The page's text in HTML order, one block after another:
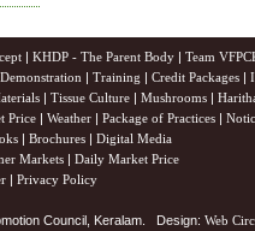
| KHDP - The Parent Body | Team
| Training | Credit Packages |
| Tissue Culture | Mushrooms |
Price | Weather | Package of Practices |
| Brochures | Digital Media
Markets | Daily Market Price
| Privacy Policy
Council, Keralam. Design: Web